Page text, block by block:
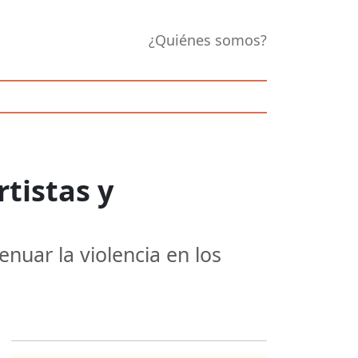
¿Quiénes somos?
y
la violencia en los